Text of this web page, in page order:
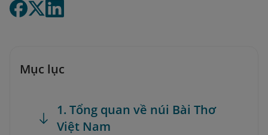
Mục lục
1. Tổng quan về núi Bài Thơ
Việt Nam